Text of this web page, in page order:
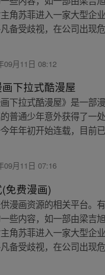
角苏菲进入一家大型企
备受歧视，在公司出现
09月11日 08:12
下拉式酷漫屋
画下拉式酷漫屋》是一部
普通少年意外获得了一
年年初开始连载，目前
09月11日 07:16
免费漫画)
漫画资源的相关平台。
些内容，如一部由梁吉
角苏菲进入一家大型企
备受歧视，在公司出现